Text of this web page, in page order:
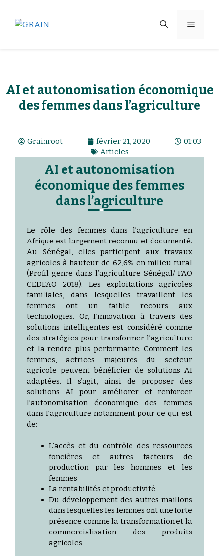
AI et autonomisation économique
des femmes dans l’agriculture
Grainroot février 21, 2020
01:03
Articles
AI et autonomisation
économique des femmes
dans l’agriculture
Le rôle des femmes dans l’agriculture en
Afrique est largement reconnu et documenté.
Au Sénégal, elles participent aux travaux
agricoles à hauteur de 62,6% en milieu rural
(Profil genre dans l’agriculture Sénégal/ FAO
CEDEAO 2018). Les exploitations agricoles
familiales, dans lesquelles travaillent les
femmes ont un faible recours aux
technologies. Or, l’innovation à travers des
solutions intelligentes est considéré comme
des stratégies pour transformer l’agriculture
et la rendre plus performante. Comment les
femmes, actrices majeures du secteur
agricole peuvent bénéficier de solutions AI
adaptées. Il s’agit, ainsi de proposer des
solutions AI pour améliorer et renforcer
l’autonomisation économique des femmes
dans l’agriculture notamment pour ce qui est
de:
L’accès et du contrôle des ressources
foncières et autres facteurs de
production par les hommes et les
femmes
La rentabilités et productivité
Du développement des autres maillons
dans lesquelles les femmes ont une forte
présence comme la transformation et la
commercialisation des produits
agricoles